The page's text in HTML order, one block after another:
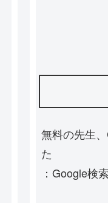
無料の先生
た
：Google検